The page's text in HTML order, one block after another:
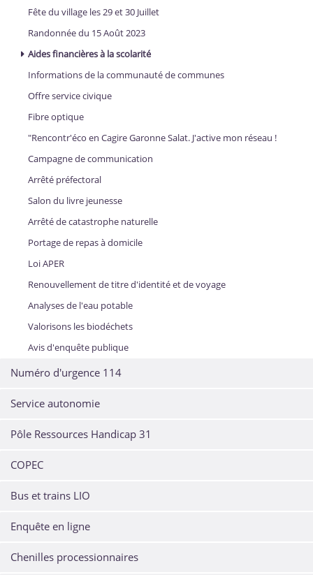
Fête du village les 29 et 30 Juillet
Randonnée du 15 Août 2023
Aides financières à la scolarité
Informations de la communauté de communes
Offre service civique
Fibre optique
"Rencontr'éco en Cagire Garonne Salat. J'active mon réseau !
Campagne de communication
Arrêté préfectoral
Salon du livre jeunesse
Arrêté de catastrophe naturelle
Portage de repas à domicile
Loi APER
Renouvellement de titre d'identité et de voyage
Analyses de l'eau potable
Valorisons les biodéchets
Avis d'enquête publique
Numéro d'urgence 114
Service autonomie
Pôle Ressources Handicap 31
COPEC
Bus et trains LIO
Enquête en ligne
Chenilles processionnaires